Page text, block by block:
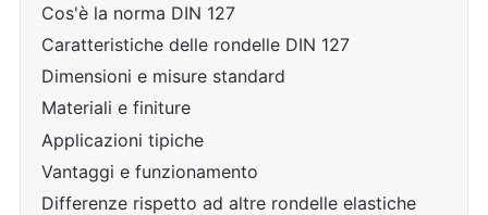
Cos'è la norma DIN 127
Caratteristiche delle rondelle DIN 127
Dimensioni e misure standard
Materiali e finiture
Applicazioni tipiche
Vantaggi e funzionamento
Differenze rispetto ad altre rondelle elastiche